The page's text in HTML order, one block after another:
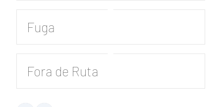
Fuga
Fora de Ruta